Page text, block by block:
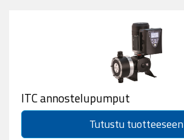
ITC annostelupumput
Tutustu tuotteeseen